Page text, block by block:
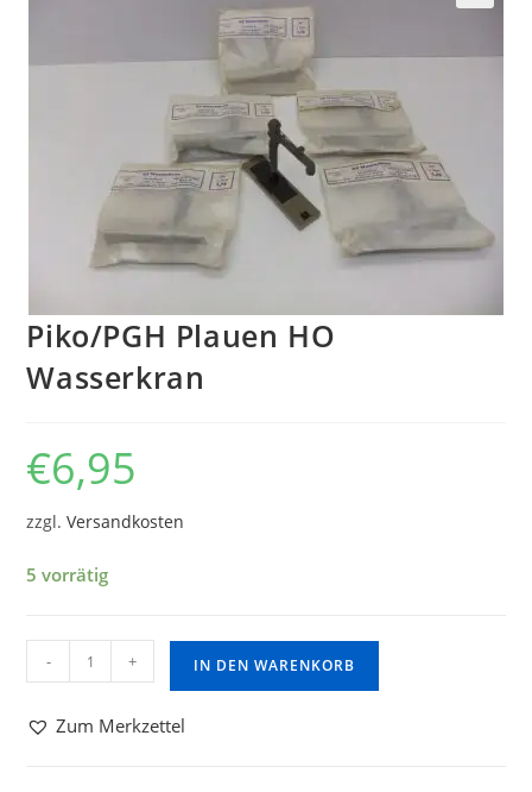
Piko/PGH Plauen HO
Wasserkran
€6,95
zzgl.Versandkosten
5 vorrätig
- + IN DEN WARENKORB
Zum Merkzettel